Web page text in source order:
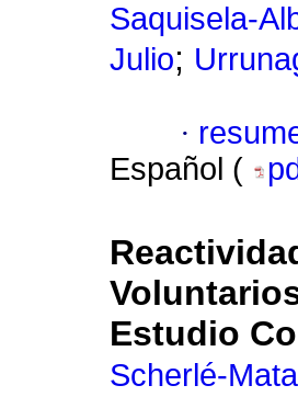
Saquisela-
Julio;
·
Español (
Estudio
Scherlé-